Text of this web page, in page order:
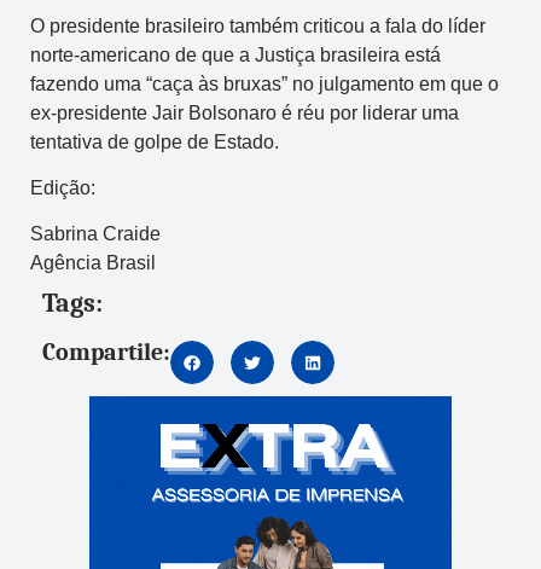
O presidente brasileiro também criticou a fala do líder
norte-americano de que a Justiça brasileira está
fazendo uma “caça às bruxas” no julgamento em que o
ex-presidente Jair Bolsonaro é réu por liderar uma
tentativa de golpe de Estado.
Edição:
Sabrina Craide
Agência Brasil
Tags:
Compartile: